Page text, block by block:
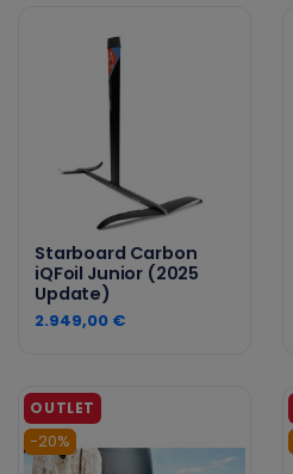
Starboard Carbon
iQFoil Junior (2025
Update)
2.949,00 €
-20%